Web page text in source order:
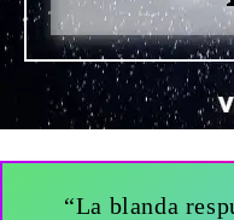
“La blanda